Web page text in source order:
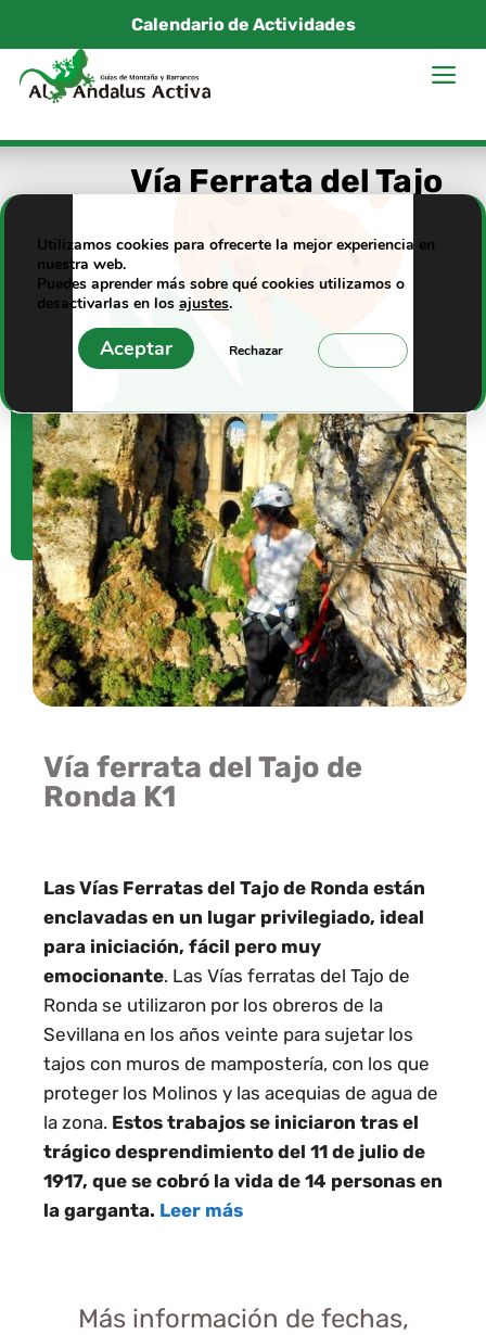
contenido
Calendario de Actividades
Vía Ferrata del Tajo
de Ronda – La Mejor
para Iniciación en
Málaga 2026
Vía ferrata del Tajo de
Ronda K1
Las Vías Ferratas del Tajo de Ronda están
enclavadas en un lugar privilegiado, ideal
para iniciación, fácil pero muy
emocionante. Las Vías ferratas del Tajo de
Ronda se utilizaron por los obreros de la
Sevillana en los años veinte para sujetar los
tajos con muros de mampostería, con los que
proteger los Molinos y las acequias de agua de
la zona. Estos trabajos se iniciaron tras el
trágico desprendimiento del 11 de julio de
1917, que se cobró la vida de 14 personas en
la garganta. Leer más
Más información de fechas,
Utilizamos cookies para ofrecerte la mejor experiencia en
nuestra web.
Puedes aprender más sobre qué cookies utilizamos o
desactivarlas en los ajustes.
Aceptar Rechazar